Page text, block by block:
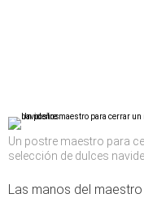
Un postre maestro para
selección de dulces
Las manos del